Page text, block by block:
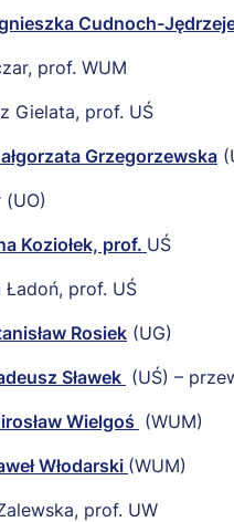
Cudnoch-
prof. WUM
Gielata, prof. UŚ
Grzegorzewska
(UO)
Koziołek, prof. UŚ
prof. UŚ
Rosiek (UG)
Sławek (UŚ) –
Wielgoś (WUM)
Włodarski (WUM)
prof. UW